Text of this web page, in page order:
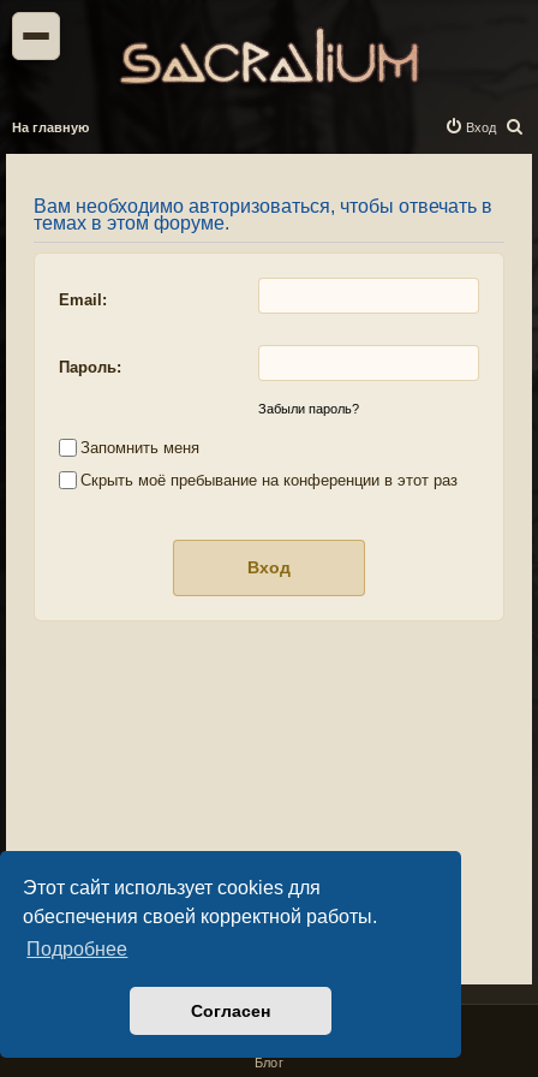
Этот сайт использует cookies для
обеспечения своей корректной работы.
Подробнее
Согласен
На главную
о
Вход
Вам необходимо авторизоваться, чтобы отвечать в
темах в этом форуме.
Email:
Пароль:
Забыли пароль?
Запомнить меня
Скрыть моё пребывание на конференции в этот раз
Privacy PolicyLicense Agreement
Copyright © Sacralium Games 2023-
Блог